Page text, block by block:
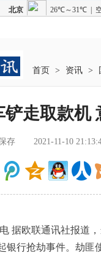
首页 > 资讯 >
走取款机
存 2021-11-10
欧联通讯社报道，
银行抢劫事件。劫匪